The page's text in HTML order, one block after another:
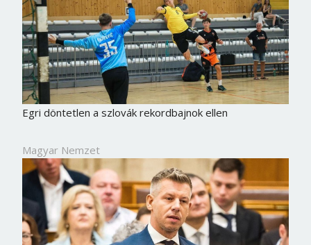
Egri döntetlen a szlovák rekordbajnok ellen
Magyar Nemzet